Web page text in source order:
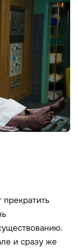
и сразу же